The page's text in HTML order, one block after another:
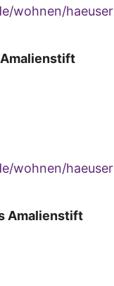
wohnen/haeuser
wohnen/haeuser
Amalienstift